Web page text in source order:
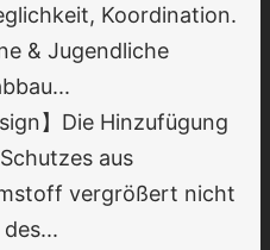
Koordination.
& Jugendliche
】Die Hinzufügung
aus
vergrößert nicht